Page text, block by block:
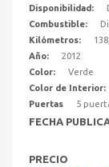
Disponibilidad:
Combustible:
Kilómetros:
Año:
2012
Color:
Verde
Color de Interior:
Puertas
5
FECHA
PRECIO